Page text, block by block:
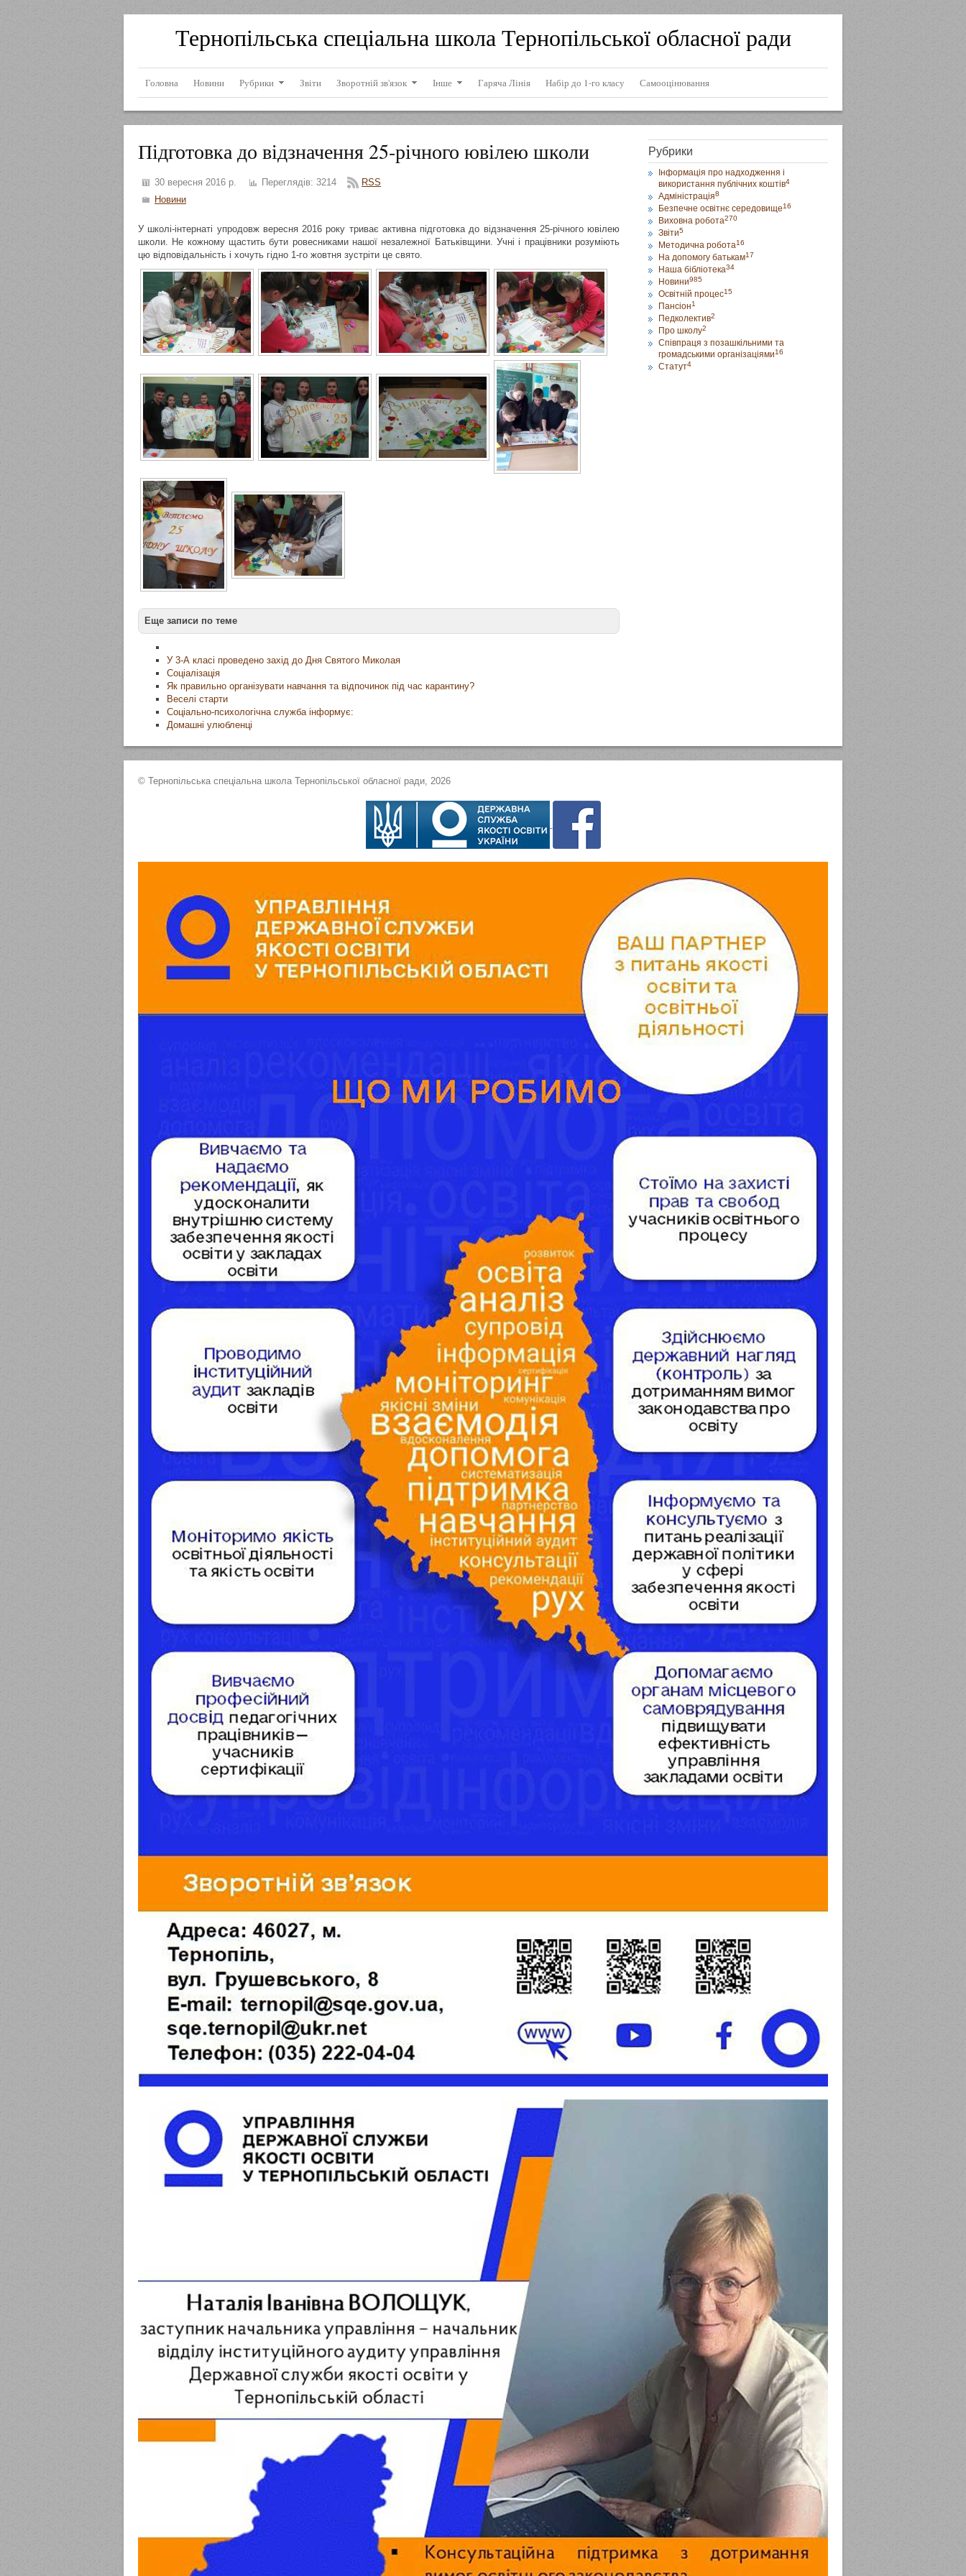
Тернопільська спеціальна школа Тернопільської обласної ради
Головна Новини Рубрики Звіти Зворотній зв'язок Інше Гаряча Лінія Набір до 1-го класу Самооцінювання
Підготовка до відзначення 25-річного ювілею школи
30 вересня 2016 р. Переглядів: 3214
RSS
Новини
У школі-інтернаті упродовж вересня 2016 року триває активна підготовка до відзначення 25-річного ювілею
школи. Не кожному щастить бути ровесниками нашої незалежної Батьківщини. Учні і працівники розуміють
цю відповідальність і хочуть гідно 1-го жовтня зустріти це свято.
Еще записи по теме
У 3-А класі проведено захід до Дня Святого Миколая
Соціалізація
Як правильно організувати навчання та відпочинок під час карантину?
Веселі старти
Соціально-психологічна служба інформує:
Домашні улюбленці
Рубрики
Інформація про надходження і
використання публічних коштів4
Адміністрація8
Безпечне освітнє середовище16
Виховна робота270
Звіти5
Методична робота16
На допомогу батькам17
Наша бібліотека34
Новини985
Освітній процес15
Пансіон1
Педколектив2
Про школу2
Співпраця з позашкільними та
громадськими організаціями16
Статут4
© Тернопільська спеціальна школа Тернопільської обласної ради, 2026